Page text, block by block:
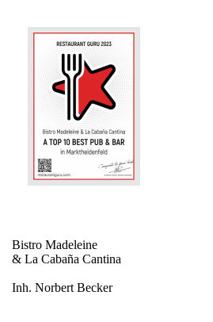
Bistro Madeleine
& La Cabaña Cantina
Inh. Norbert Becker